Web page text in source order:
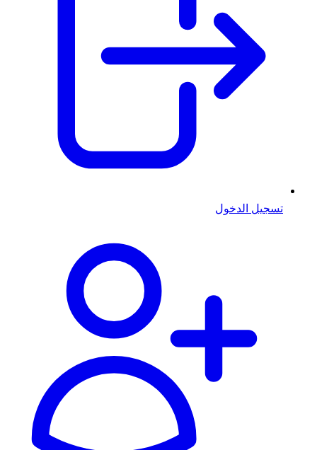
تسجيل الدخول